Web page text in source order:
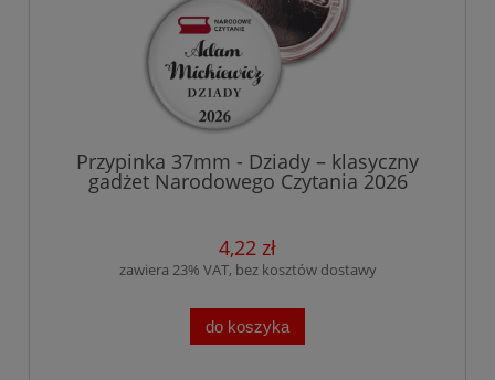
Przypinka 37mm - Dziady – klasyczny
gadżet Narodowego Czytania 2026
4,22 zł
zawiera 23% VAT, bez kosztów dostawy
do koszyka